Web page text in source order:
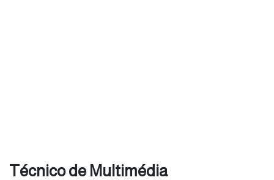
Técnico de Multimédia